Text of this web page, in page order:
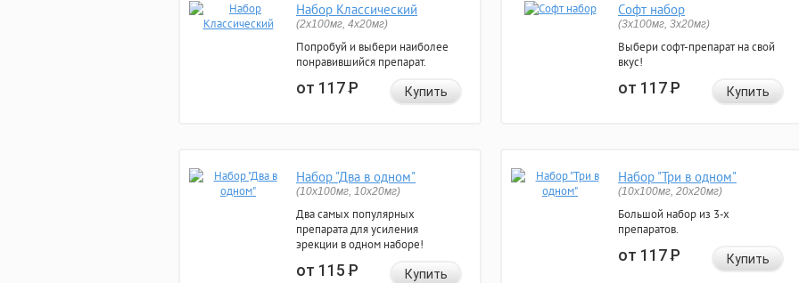
Набор Классический
(2x100мг, 4x20мг)
Попробуй и выбери наиболее
понравившийся препарат.
от 117Р Купить
Софт набор
(3x100мг, 3x20мг)
Выбери софт-препарат на свой
вкус!
от 117Р Купить
Набор "Два в одном"
(10x100мг, 10x20мг)
Два самых популярных
препарата для усиления
эрекции в одном наборе!
от 115Р Купить
Набор "Три в одном"
(10x100мг, 20x20мг)
Большой набор из 3-х
препаратов.
от 117Р Купить